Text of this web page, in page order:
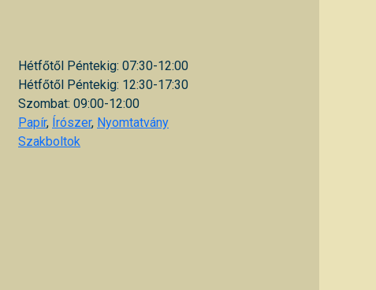
Hétfőtől Péntekig: 07:30-12:00
Hétfőtől Péntekig: 12:30-17:30
Szombat: 09:00-12:00
Papír, Írószer, Nyomtatvány
Szakboltok